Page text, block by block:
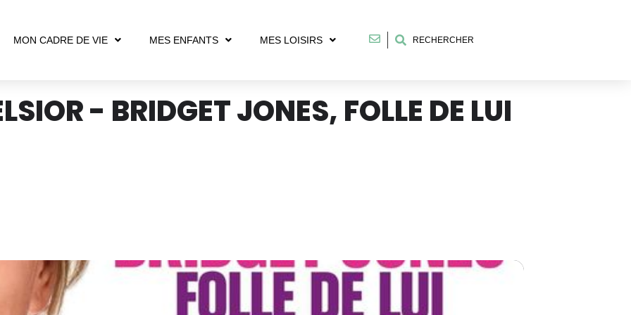
MON CADRE DE VIE MES ENFANTS MES LOISIRS RECHERCHER
- BRIDGET JONES, FOLLE DE LUI